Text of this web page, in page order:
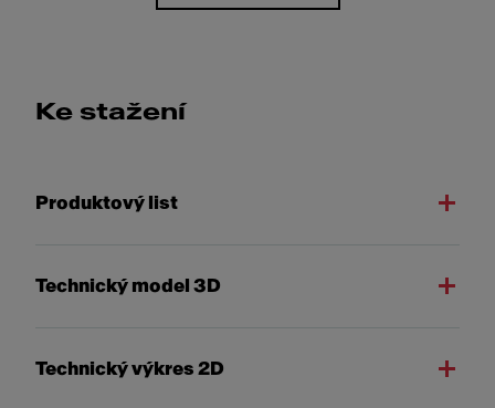
Ke stažení
Produktový list
Technický model 3D
Technický výkres 2D